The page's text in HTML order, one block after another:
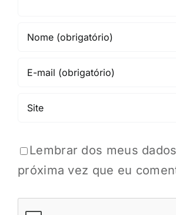
Lembrar dos meus
próxima vez que eu